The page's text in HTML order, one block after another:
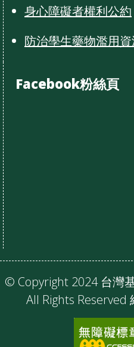
身心障礙者權利公約
防治學生藥物濫用資
Facebook粉絲頁
© Copyright 2024 台灣
All Rights Reserved